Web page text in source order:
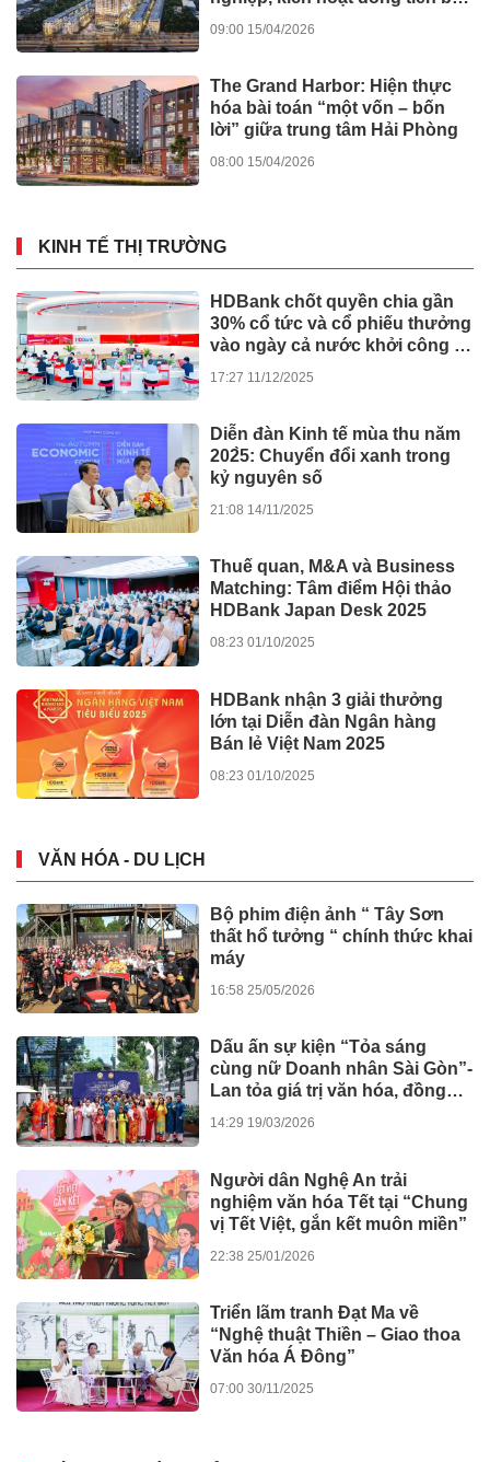
09:00 15/04/2026
The Grand Harbor: Hiện thực
hóa bài toán “một vốn – bốn
lời” giữa trung tâm Hải Phòng
08:00 15/04/2026
KINH TẾ THỊ TRƯỜNG
HDBank chốt quyền chia gần
30% cổ tức và cổ phiếu thưởng
vào ngày cả nước khởi công -
17:27 11/12/2025
Diễn đàn Kinh tế mùa thu năm
202̀5: Chuyển đổi xanh trong
kỷ nguyên số
21:08 14/11/2025
Thuế quan, M&A và Business
Matching: Tâm điểm Hội thảo
HDBank Japan Desk 2025
08:23 01/10/2025
HDBank nhận 3 giải thưởng
lớn tại Diễn đàn Ngân hàng
Bán lẻ Việt Nam 2025
08:23 01/10/2025
VĂN HÓA - DU LỊCH
Bộ phim điện ảnh “ Tây Sơn
thất hổ tưởng “ chính thức khai
máy
16:58 25/05/2026
Dấu ấn sự kiện “Tỏa sáng
cùng nữ Doanh nhân Sài Gòn”-
Lan tỏa giá trị văn hóa, đồng
14:29 19/03/2026
Người dân Nghệ An trải
nghiệm văn hóa Tết tại “Chung
vị Tết Việt, gắn kết muôn miền”
22:38 25/01/2026
Triển lãm tranh Đạt Ma về
“Nghệ thuật Thiền – Giao thoa
Văn hóa Á Đông”
07:00 30/11/2025